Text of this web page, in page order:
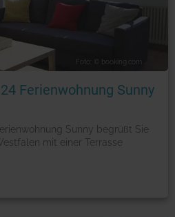
Foto: © booking.com
Ferienwohnung Sunny
Sunny begrüßt Sie
mit einer Terrasse